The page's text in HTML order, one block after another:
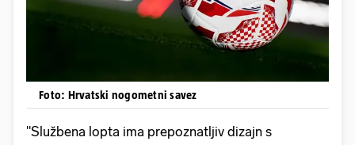
Foto: Hrvatski nogometni savez
"Službena lopta ima prepoznatljiv dizajn s